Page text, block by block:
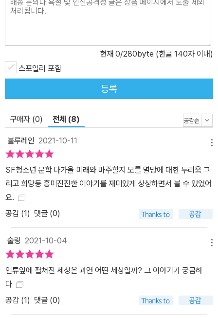
이상 지구에서 살 수 없는 날이 다가오고, 화성에서 살 수 있는 기회가
를 꿈꿀 수 없는 절망적인 상황이다. 재난과 고통에 신음하며 많은 사
람이 삶을 포기할 때, 한편에서는 희미한 희망의 빛이 새어 나온다. 탁
월한 과학자들의 두뇌와 막대한 자금이 모여 탄생한 한 줄기 희망, ‘우
주 식민지 프로젝트’가 그것이다. 전 세계 자산의 절반을 차지하는 5
일부 과학자들은 새로운 가능성과 생존 방식을 고민하며 비밀리에 인
샤의 부모 또한 언젠가 딸이라도 화성으로 보내고자 허리를 졸라매고
돈을 모은다. 그 광경을 지켜보는 열두 살 산샤는 모두가 미쳤다고 생
각한다. 매일 들리는 절망적인 소식에도 굴하지 않고, 산샤는 날마다
글을 쓴다. 소설 쓰기 말고 산샤의 마음을 사로잡는 것이 또 하나 있
다. 사람이기에 느낄 수 있는 감정, 바로 ‘사랑’이다. 우연히 옆자리에
앉은 설레는 아이, 필통에 ‘마지막 한 사람’이라고 새긴 그 아이를 보
며 산샤는 몰래 마음을 키워 간다. 그리고 심상치 않은 아이의 정체와
종말을 향해 달리는 지구의 종착점이 점점 산샤 앞에 모습을 드러낸
다. M3가 살고 있는 2259년의 화성은 근심과 걱정이 없는 낙원이
다. 날씨는 완벽하게 조절되며, 언제나 하늘이 맑고 푸르다. 넘어져서
다치더라도 재건 레이저 치료를 받으면 금세 상처가 아물고 새살이
돋으며, 아무도 죽지 않는다. 누구도 눈물을 흘리지 않아 그 의미조차
현재 0/280byte (한글 140자 이내)
스포일러 포함
등록
구매자 (0) 전체 (8)
블루레인 2021-10-11
SF청소년 문학 다가올 미래와 마주할지 모를 멸망에 대한 두려움 그
리고 희망등 흥미진진한 이야기를 재미있게 상상하면서 볼 수 있었어
요.
공감 (1) 댓글 (0)
술링 2021-10-04
인류앞에 펼쳐진 세상은 과연 어떤 세상일까? 그 이야기가 궁금하
다
공감 (1) 댓글 (0)